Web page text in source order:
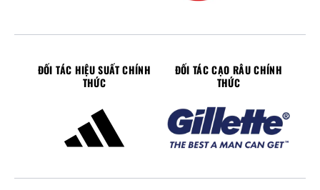
ĐỐI TÁC HIỆU SUẤT CHÍNH
THỨC
ĐỐI TÁC CẠO RÂU CHÍNH
THỨC